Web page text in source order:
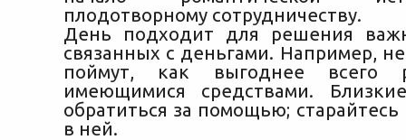
плодотворному сотрудничеству.
День подходит для решения
связанных с деньгами. Например,
поймут, как выгоднее всего
имеющимися средствами.
обратиться за помощью; старайтесь
в ней.